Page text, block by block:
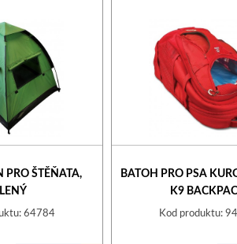
PRO ŠTĚŇATA,
64784
BATOH PRO PSA
K9
Kod produktu: